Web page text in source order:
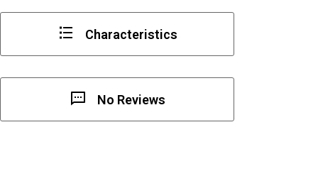
copë)
Characteristics
No Reviews